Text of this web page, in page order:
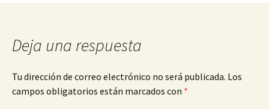
Deja una respuesta
Tu dirección de correo electrónico no será publicada. Los
campos obligatorios están marcados con *